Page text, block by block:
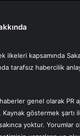
ilkeleri kapsamında
tarafsız habercilik
genel olarak PR
göstermek şartı
yoktur. Yorumlar